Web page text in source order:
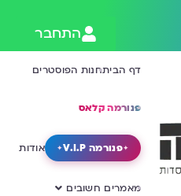
התחבר
דף הביתחנות הפוסטרים
פנורמה קלאס
פנורמה V.I.P אודות
מאמרים חשובים